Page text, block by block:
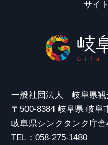
サイ
一般社団法人 岐阜県観
〒500-8384 岐阜県 岐阜
岐阜県シンクタンク庁
TEL：058-275-1480